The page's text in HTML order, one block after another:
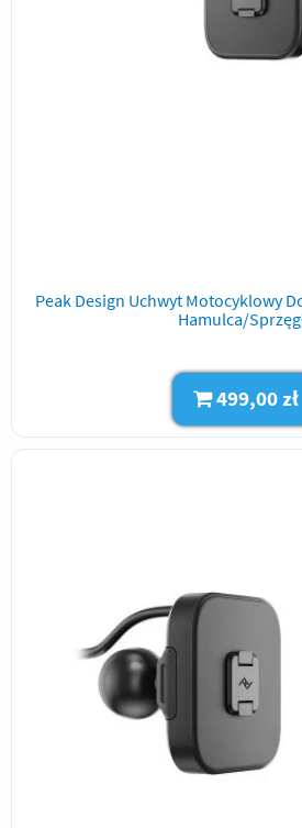
Peak Design Uchwyt Motocyklowy
Hamulca/
499,00 zł